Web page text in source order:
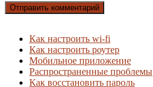
Как настроить wi-fi
Как настроить роутер
Мобильное приложение
Распространенные проблемы
Как восстановить пароль